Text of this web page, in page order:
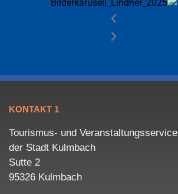
KONTAKT 1
Tourismus- und Veranstaltungsservice
der Stadt Kulmbach
Sutte 2
95326 Kulmbach